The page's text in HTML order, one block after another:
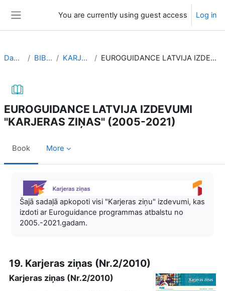
You are currently using guest access Log in
Dashboard BIBLIOTEKA KARJERAS ZIŅAS EUROGUIDANCE LATVIJA IZDEVUMI "KARJERAS ZIŅAS" (2005-2021)
EUROGUIDANCE LATVIJA IZDEVUMI
"KARJERAS ZIŅAS" (2005-2021)
Book More
Šajā sadaļā apkopoti visi "Karjeras ziņu" izdevumi, kas
izdoti ar Euroguidance programmas atbalstu no
2005.-2021.gadam.
19. Karjeras ziņas (Nr.2/2010)
Karjeras ziņas (Nr.2/2010)